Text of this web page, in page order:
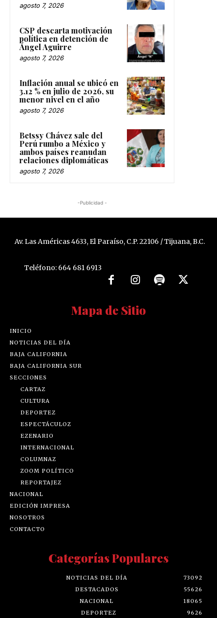
agosto 7, 2026
CSP descarta motivación
política en detención de
Ángel Aguirre
agosto 7, 2026
Inflación anual se ubicó en
3.12 % en julio de 2026, su
menor nivel en el año
agosto 7, 2026
Betssy Chávez sale del
Perú rumbo a México y
ambos países reanudan
relaciones diplomáticas
agosto 7, 2026
-Publicidad -
Av. Las Américas 4633, El Paraíso, C.P. 22106 / Tijuana, B.C.
Teléfono: 664 681 6913
Mapa de Sitio
INICIO
NOTICIAS DEL DÍA
BAJA CALIFORNIA
BAJA CALIFORNIA SUR
SECCIONES
CARTAZ
CULTURA
DEPORTEZ
ESPECTÁCULOZ
EZENARIO
INTERNACIONAL
COLUMNAZ
ZOOM POLÍTICO
REPORTAJEZ
NACIONAL
EDICIÓN IMPRESA
NOSOTROS
CONTACTO
Categorías Populares
NOTICIAS DEL DÍA
73092
DESTACADOS
55626
NACIONAL
18065
DEPORTEZ
9626